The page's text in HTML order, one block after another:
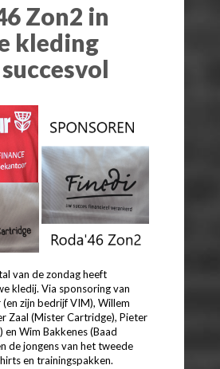
Zon2 in
kleding
van de zondag heeft
kledij. Via sponsoring van
(en zijn bedrijf VIM), Willem
Zaal (Mister Cartridge), Pieter
en Wim Bakkenes (Baad
de jongens van het tweede
en trainingspakken.